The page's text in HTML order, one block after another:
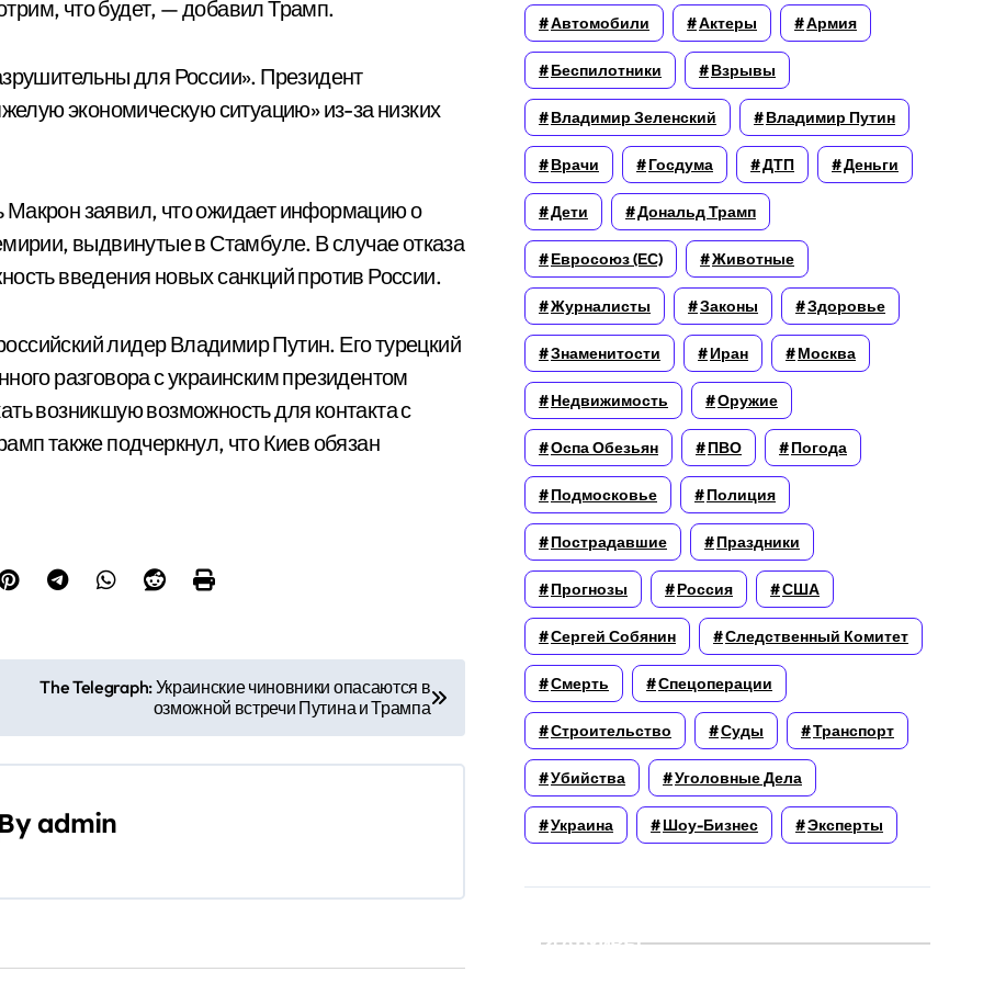
что будет, — добавил Трамп.
для России». Президент
экономическую ситуацию» из-за низких
заявил, что ожидает информацию о
выдвинутые в Стамбуле. В случае отказа
введения новых санкций против России.
лидер Владимир Путин. Его турецкий
разговора с украинским президентом
возникшую возможность для контакта с
также подчеркнул, что Киев обязан
The Telegraph: Украинские чиновники опасаются в
озможной встречи Путина и Трампа
Byadmin
Автомобили Актеры Армия
Беспилотники Взрывы
Владимир Зеленский Владимир Путин
Врачи Госдума ДТП Деньги
Дети Дональд Трамп
Евросоюз (ЕС) Животные
Журналисты Законы Здоровье
Знаменитости Иран Москва
Недвижимость Оружие
Оспа Обезьян ПВО Погода
Подмосковье Полиция
Пострадавшие Праздники
Прогнозы Россия США
Сергей Собянин Следственный Комитет
Смерть Спецоперации
Строительство Суды Транспорт
Убийства Уголовные Дела
Украина Шоу-Бизнес Эксперты
Архивы